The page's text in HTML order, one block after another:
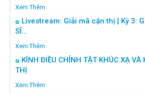
Xem Thêm
Livestream: Giải mã cận thị | Kỳ 3:
SĨ...
Xem Thêm
KÍNH ĐIỀU CHỈNH TẬT KHÚC XẠ VÀ
THỊ
Xem Thêm